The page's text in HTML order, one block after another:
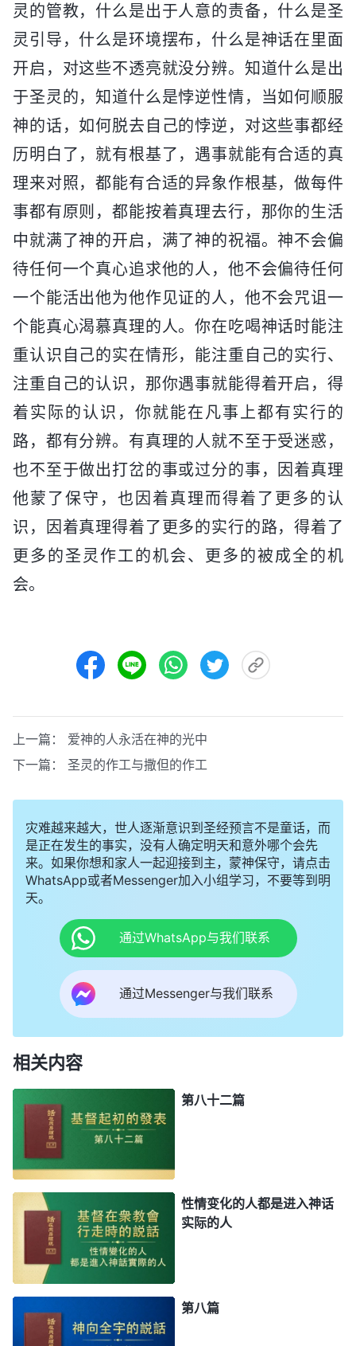
灵的管教，什么是出于人意的责备，什么是圣
灵引导，什么是环境摆布，什么是神话在里面
开启，对这些不透亮就没分辨。知道什么是出
于圣灵的，知道什么是悖逆性情，当如何顺服
神的话，如何脱去自己的悖逆，对这些事都经
历明白了，就有根基了，遇事就能有合适的真
理来对照，都能有合适的异象作根基，做每件
事都有原则，都能按着真理去行，那你的生活
中就满了神的开启，满了神的祝福。神不会偏
待任何一个真心追求他的人，他不会偏待任何
一个能活出他为他作见证的人，他不会咒诅一
个能真心渴慕真理的人。你在吃喝神话时能注
重认识自己的实在情形，能注重自己的实行、
注重自己的认识，那你遇事就能得着开启，得
着实际的认识，你就能在凡事上都有实行的
路，都有分辨。有真理的人就不至于受迷惑，
也不至于做出打岔的事或过分的事，因着真理
他蒙了保守，也因着真理而得着了更多的认
识，因着真理得着了更多的实行的路，得着了
更多的圣灵作工的机会、更多的被成全的机
会。
上一篇： 爱神的人永活在神的光中
下一篇： 圣灵的作工与撒但的作工
灾难越来越大，世人逐渐意识到圣经预言不是童话，而
是正在发生的事实，没有人确定明天和意外哪个会先
来。如果你想和家人一起迎接到主，蒙神保守，请点击
WhatsApp或者Messenger加入小组学习，不要等到明
天。
通过WhatsApp与我们联系
通过Messenger与我们联系
相关内容
第八十二篇
性情变化的人都是进入神话
实际的人
第八篇